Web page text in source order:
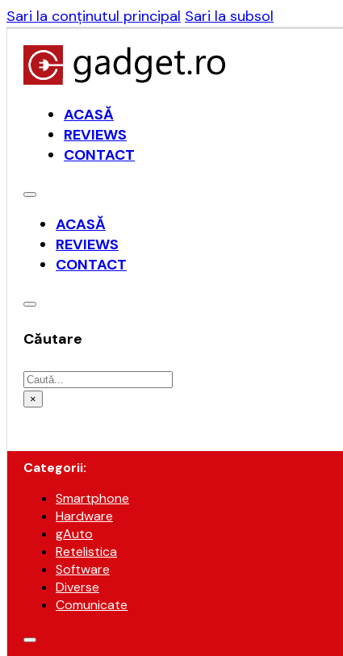
Sari la conținutul principal Sari la subsol
ACASĂ
REVIEWS
CONTACT
ACASĂ
REVIEWS
CONTACT
Căutare
Caută
×
Categorii:
Smartphone
Hardware
gAuto
Retelistica
Software
Diverse
Comunicate